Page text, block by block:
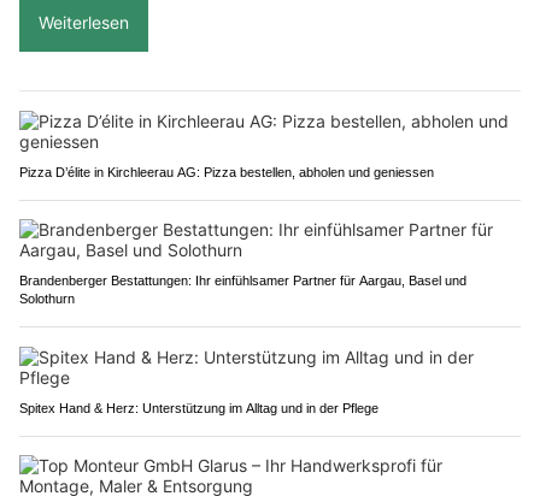
Weiterlesen
Pizza D’élite in Kirchleerau AG: Pizza bestellen, abholen und geniessen
Brandenberger Bestattungen: Ihr einfühlsamer Partner für Aargau, Basel und
Solothurn
Spitex Hand & Herz: Unterstützung im Alltag und in der Pflege